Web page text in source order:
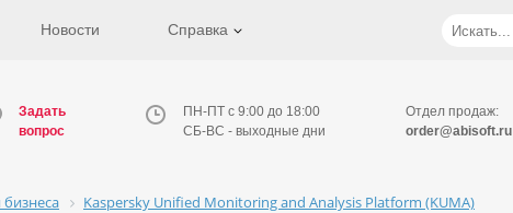
Новости Справка
Задать
вопрос
ПН-ПТ с 9:00 до 18:00
СБ-ВС - выходные дни
Отдел продаж:
order@abisoft.ru
бизнеса
Kaspersky Unified Monitoring and Analysis Platform (KUMA)